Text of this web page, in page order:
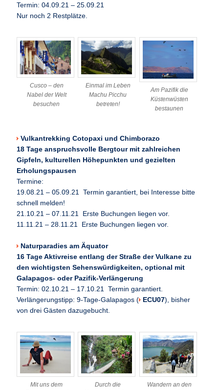
Termin: 04.09.21 – 25.09.21
Nur noch 2 Restplätze.
Cusco – den
Nabel der Welt
besuchen
Einmal im Leben
Machu Picchu
betreten!
Am Pazifik die
Küstenwüsten
bestaunen
Vulkantrekking Cotopaxi und Chimborazo
18 Tage anspruchsvolle Bergtour mit zahlreichen
Gipfeln, kulturellen Höhepunkten und gezielten
Erholungspausen
Termine:
19.08.21 – 05.09.21 Termin garantiert, bei Interesse bitte
schnell melden!
21.10.21 – 07.11.21 Erste Buchungen liegen vor.
11.11.21 – 28.11.21 Erste Buchungen liegen vor.
Naturparadies am Äquator
16 Tage Aktivreise entlang der Straße der Vulkane zu
den wichtigsten Sehenswürdigkeiten, optional mit
Galapagos- oder Pazifik-Verlängerung
Termin: 02.10.21 – 17.10.21 Termin garantiert.
Verlängerungstipp: 9-Tage-Galapagos (
ECU07), bisher
von drei Gästen dazugebucht.
Mit uns dem
Durch die
Wandern an den